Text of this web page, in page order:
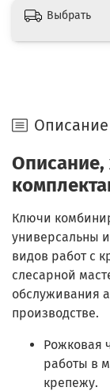
Выбрать
Описание
Описание,
Ключи
универсальны
видов работ с
слесарной
обслуживания
производстве.
Рожковая
работы в
крепежу.